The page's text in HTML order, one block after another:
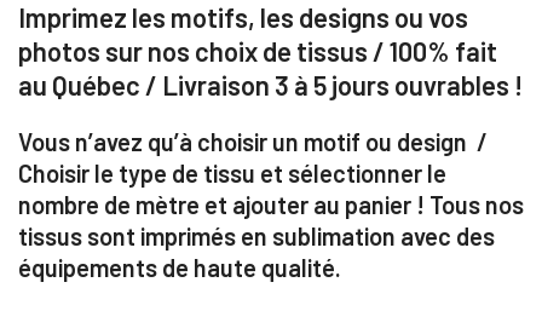
Imprimez les motifs, les designs ou vos
photos sur nos choix de tissus / 100% fait
au Québec / Livraison 3 à 5 jours ouvrables !
Vous n’avez qu’à choisir un motif ou design /
Choisir le type de tissu et sélectionner le
nombre de mètre et ajouter au panier ! Tous nos
tissus sont imprimés en sublimation avec des
équipements de haute qualité.